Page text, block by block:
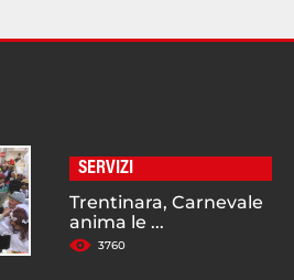
SERVIZI
Trentinara, Carnevale
anima le ...
3760